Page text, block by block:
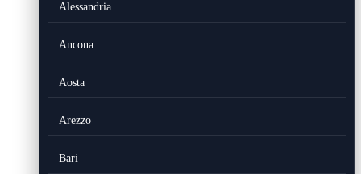
Alessandria
Ancona
Aosta
Arezzo
Bari